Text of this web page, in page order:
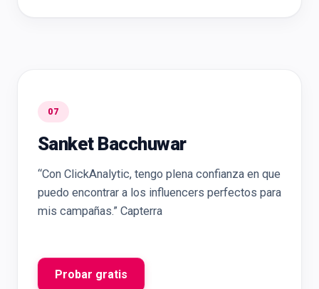
07
Sanket Bacchuwar
“Con ClickAnalytic, tengo plena confianza en que
puedo encontrar a los influencers perfectos para
mis campañas.” Capterra
Probar gratis